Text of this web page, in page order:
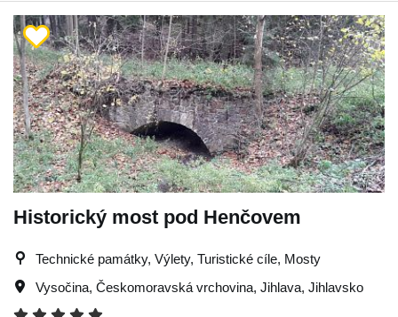
Historický most pod Henčovem
Technické památky, Výlety, Turistické cíle, Mosty
Vysočina, Českomoravská vrchovina, Jihlava, Jihlavsko